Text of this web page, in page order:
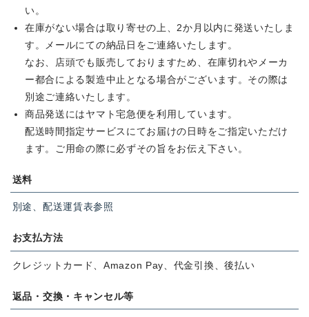
い。
在庫がない場合は取り寄せの上、2か月以内に発送いたしま
す。メールにての納品日をご連絡いたします。
なお、店頭でも販売しておりますため、在庫切れやメーカ
ー都合による製造中止となる場合がございます。その際は
別途ご連絡いたします。
商品発送にはヤマト宅急便を利用しています。
配送時間指定サービスにてお届けの日時をご指定いただけ
ます。ご用命の際に必ずその旨をお伝え下さい。
送料
別途、配送運賃表参照
お支払方法
クレジットカード、Amazon Pay、代金引換、後払い
返品・交換・キャンセル等